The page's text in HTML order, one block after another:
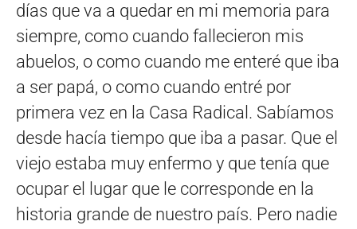
días que va a quedar en mi memoria para
siempre, como cuando fallecieron mis
abuelos, o como cuando me enteré que iba
a ser papá, o como cuando entré por
primera vez en la Casa Radical. Sabíamos
desde hacía tiempo que iba a pasar. Que el
viejo estaba muy enfermo y que tenía que
ocupar el lugar que le corresponde en la
historia grande de nuestro país. Pero nadie